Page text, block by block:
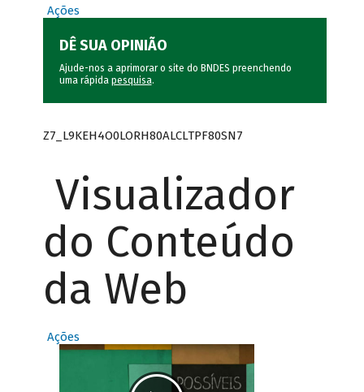
Ações
DÊ SUA OPINIÃO
Ajude-nos a aprimorar o site do BNDES preenchendo
uma rápida pesquisa.
Z7_L9KEH4O0LORH80ALCLTPF80SN7
Visualizador
do Conteúdo
da Web
Ações